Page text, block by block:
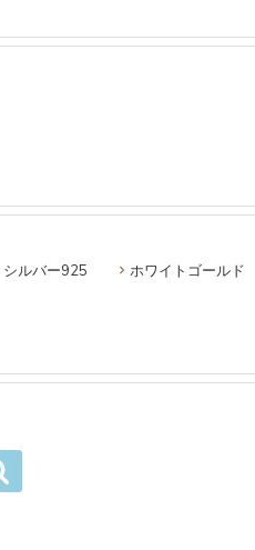
シルバー925 ホワイトゴールド